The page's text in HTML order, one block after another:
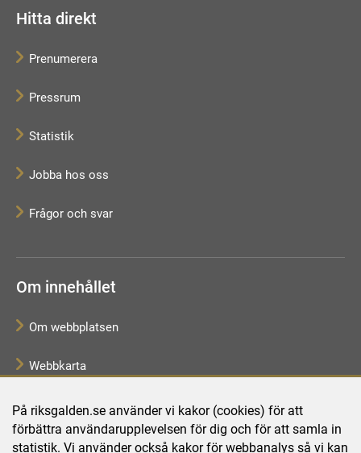
På riksgalden.se använder vi kakor (cookies) för att
förbättra användarupplevelsen för dig och för att samla in
statistik. Vi använder också kakor för webbanalys så vi kan
Hitta direkt
Prenumerera
Pressrum
Statistik
Jobba hos oss
Frågor och svar
Om innehållet
Om webbplatsen
Webbkarta
Tillgänglighetsredogörelse
Behandling av personuppgifter